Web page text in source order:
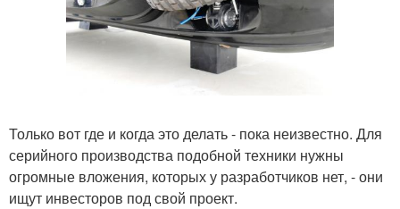
Только вот где и когда это делать - пока неизвестно. Для
серийного производства подобной техники нужны
огромные вложения, которых у разработчиков нет, - они
ищут инвесторов под свой проект.